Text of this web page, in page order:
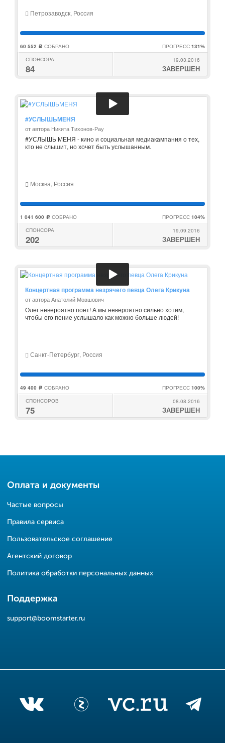
Петрозаводск, Россия
60 552 c СОБРАНО ПРОГРЕСС 131%
СПОНСОРА
84
19.03.2016
ЗАВЕРШЕН
#УСЛЫШЬМЕНЯ
от автора Никита Тихонов-Рау
#УСЛЫШЬ МЕНЯ - кино и социальная медиакампания о тех,
кто не слышит, но хочет быть услышанным.
Москва, Россия
1 041 600 c СОБРАНО ПРОГРЕСС 104%
СПОНСОРА
202
19.09.2016
ЗАВЕРШЕН
Концертная программа незрячего певца Олега Крикуна
от автора Анатолий Мовшович
Олег невероятно поет! А мы невероятно сильно хотим,
чтобы его пение услышало как можно больше людей!
Санкт-Петербург, Россия
49 400 c СОБРАНО ПРОГРЕСС 100%
СПОНСОРОВ
75
08.08.2016
ЗАВЕРШЕН
Оплата и документы
Частые вопросы
Правила сервиса
Пользовательское соглашение
Агентский договор
Политика обработки персональных данных
Поддержка
support@boomstarter.ru